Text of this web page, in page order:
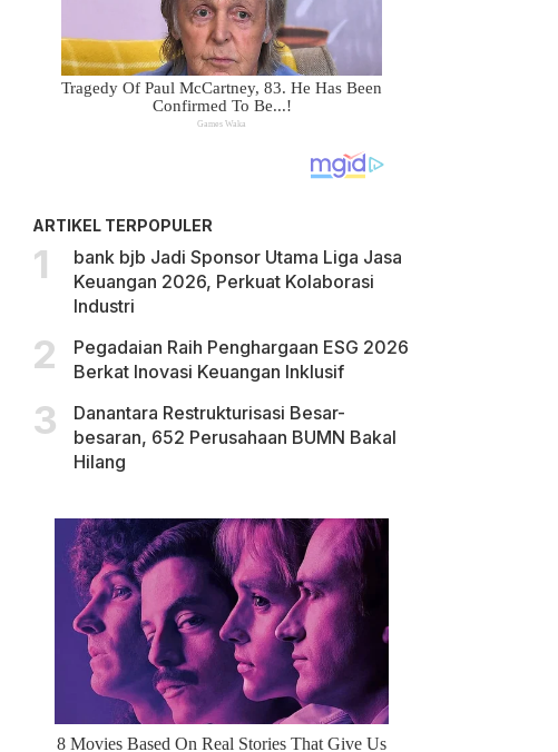
ARTIKEL TERPOPULER
bank bjb Jadi Sponsor Utama Liga Jasa
Keuangan 2026, Perkuat Kolaborasi
Industri
Pegadaian Raih Penghargaan ESG 2026
Berkat Inovasi Keuangan Inklusif
Danantara Restrukturisasi Besar-
besaran, 652 Perusahaan BUMN Bakal
Hilang